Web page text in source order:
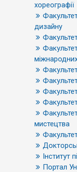
хореографії
дизайну
Факультет
мистецтва
Інститут
Портал